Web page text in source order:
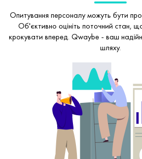
Опитування персоналу можуть бути
Об'єктивно оцініть поточний стан,
крокувати вперед. Qwaybe - ваш
шляху.